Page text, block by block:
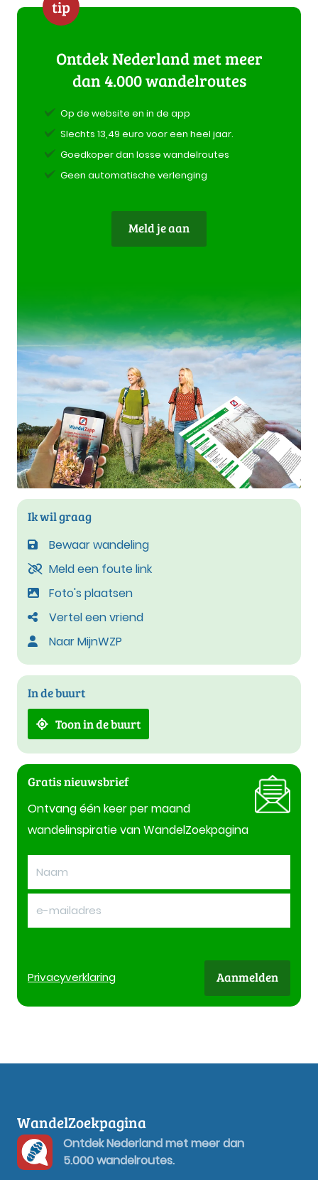
tip
Ontdek Nederland met meer
dan 4.000 wandelroutes
Op de website en in de app
Slechts 13,49 euro voor een heel jaar.
Goedkoper dan losse wandelroutes
Geen automatische verlenging
Meld je aan
Ik wil graag
Bewaar wandeling
Meld een foute link
Foto's plaatsen
Vertel een vriend
Naar MijnWZP
In de buurt
Toon in de buurt
Gratis nieuwsbrief
Ontvang één keer per maand
wandelinspiratie van WandelZoekpagina
Privacyverklaring Aanmelden
WandelZoekpagina
Ontdek Nederland met meer dan
5.000 wandelroutes.